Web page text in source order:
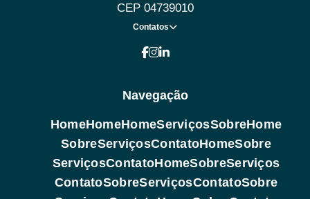
CEP 04739010
Contatos
Navegação
HomeHomeHomeServiçosSobreHome
SobreServiçosContatoHomeSobre
ServiçosContatoHomeSobreServiços
ContatoSobreServiçosContatoSobre